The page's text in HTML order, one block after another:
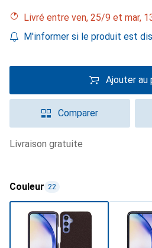
Livré entre ven, 25/9 et mar,
M'informer si le produit est
Ajouter au
Comparer
livraison gratuite
Couleur 22